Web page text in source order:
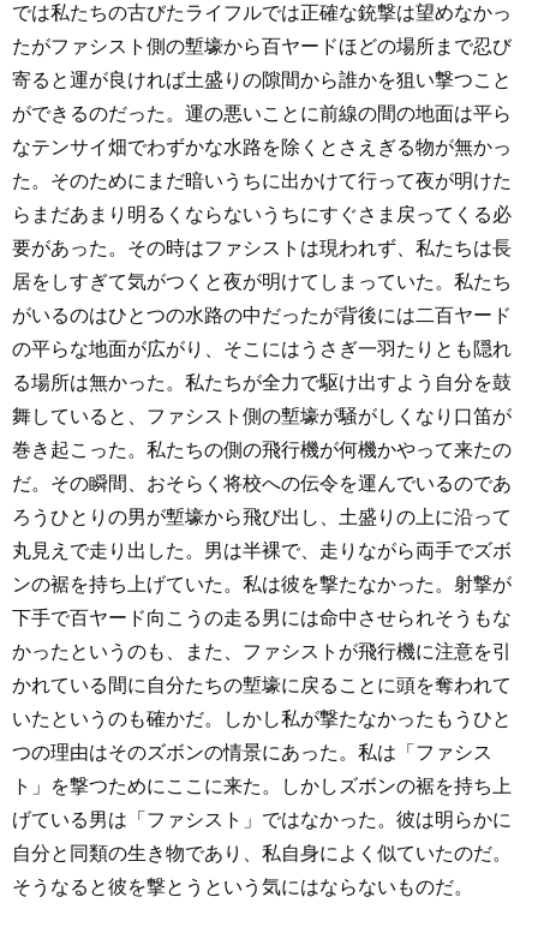
では私たちの古びたライフルでは正確な銃撃は望めなかっ
たがファシスト側の塹壕から百ヤードほどの場所まで忍び
寄ると運が良ければ土盛りの隙間から誰かを狙い撃つこと
ができるのだった。運の悪いことに前線の間の地面は平ら
なテンサイ畑でわずかな水路を除くとさえぎる物が無かっ
た。そのためにまだ暗いうちに出かけて行って夜が明けた
らまだあまり明るくならないうちにすぐさま戻ってくる必
要があった。その時はファシストは現われず、私たちは長
居をしすぎて気がつくと夜が明けてしまっていた。私たち
がいるのはひとつの水路の中だったが背後には二百ヤード
の平らな地面が広がり、そこにはうさぎ一羽たりとも隠れ
る場所は無かった。私たちが全力で駆け出すよう自分を鼓
舞していると、ファシスト側の塹壕が騒がしくなり口笛が
巻き起こった。私たちの側の飛行機が何機かやって来たの
だ。その瞬間、おそらく将校への伝令を運んでいるのであ
ろうひとりの男が塹壕から飛び出し、土盛りの上に沿って
丸見えで走り出した。男は半裸で、走りながら両手でズボ
ンの裾を持ち上げていた。私は彼を撃たなかった。射撃が
下手で百ヤード向こうの走る男には命中させられそうもな
かったというのも、また、ファシストが飛行機に注意を引
かれている間に自分たちの塹壕に戻ることに頭を奪われて
いたというのも確かだ。しかし私が撃たなかったもうひと
つの理由はそのズボンの情景にあった。私は「ファシス
ト」を撃つためにここに来た。しかしズボンの裾を持ち上
げている男は「ファシスト」ではなかった。彼は明らかに
自分と同類の生き物であり、私自身によく似ていたのだ。
そうなると彼を撃とうという気にはならないものだ。